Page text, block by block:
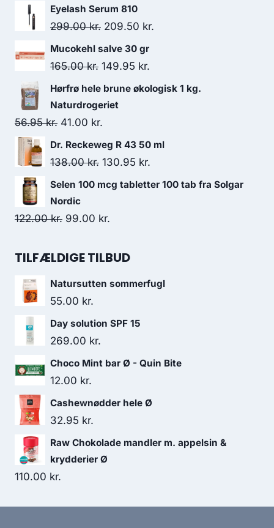
Eyelash Serum 810
299.00kr. Den
oprindelige
pris
299.00 kr..
209.50 kr.
Mucokehl salve 30 gr
165.00kr. Den
oprindelige
pris
165.00 kr..
149.95 kr.
aktuelle
149.95 kr..
Hørfrø hele brune økologisk 1 kg.
Naturdrogeriet
56.95kr. Den
oprindelige
pris
56.95 kr..
41.00 kr.
aktuelle
pris
Dr. Reckeweg R 43 50 ml
138.00kr. Den
oprindelige
var:
130.95 kr.
aktuelle
Selen 100 mcg tabletter 100 tab fra Solgar
Nordic
122.00kr. Den
pris
122.00 kr..
99.00 kr.
pris
99.00 kr..
TILFÆLDIGE TILBUD
Natursutten sommerfugl
55.00 kr.
Day solution SPF 15
269.00 kr.
Choco Mint bar Ø - Quin Bite
12.00 kr.
Cashewnødder hele Ø
32.95 kr.
Raw Chokolade mandler m. appelsin &
krydderier Ø
110.00 kr.